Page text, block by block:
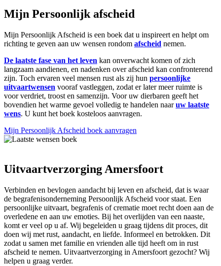
Mijn Persoonlijk afscheid
Mijn Persoonlijk Afscheid is een boek dat u inspireert en helpt om
richting te geven aan uw wensen rondom afscheid nemen.
De laatste fase van het leven kan onverwacht komen of zich
langzaam aandienen, en nadenken over afscheid kan confronterend
zijn. Toch ervaren veel mensen rust als zij hun persoonlijke
uitvaartwensen vooraf vastleggen, zodat er later meer ruimte is
voor verdriet, troost en samenzijn. Voor uw dierbaren geeft het
bovendien het warme gevoel volledig te handelen naaruw laatste
wens. U kunt het boek kosteloos aanvragen.
Mijn Persoonlijk Afscheid boek aanvragen
Uitvaartverzorging Amersfoort
Verbinden en bevlogen aandacht bij leven en afscheid, dat is waar
de begrafenisonderneming Persoonlijk Afscheid voor staat. Een
persoonlijke uitvaart, begrafenis of crematie moet recht doen aan de
overledene en aan uw emoties. Bij het overlijden van een naaste,
komt er veel op u af. Wij begeleiden u graag tijdens dit proces, dit
doen wij met rust, aandacht, en liefde. Informeel en betrokken. Dit
zodat u samen met familie en vrienden alle tijd heeft om in rust
afscheid te nemen. Uitvaartverzorging in Amersfoort gezocht? Wij
helpen u graag verder.